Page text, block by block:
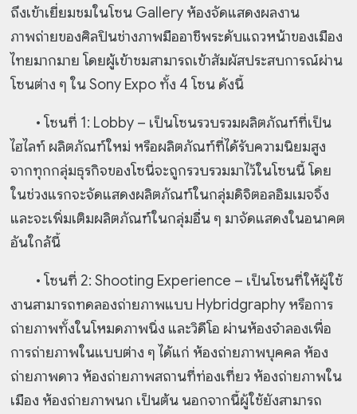
ถึงเข้าเยี่ยมชมในโซน Gallery ห้องจัดแสดงผลงาน
ภาพถ่ายของศิลปินช่างภาพมืออาชีพระดับแถวหน้าของเมือง
ไทยมากมาย โดยผู้เข้าชมสามารถเข้าสัมผัสประสบการณ์ผ่าน
โซนต่าง ๆ ใน Sony Expo ทั้ง 4 โซน ดังนี้
• โซนที่ 1: Lobby – เป็นโซนรวบรวมผลิตภัณฑ์ที่เป็น
ไฮไลท์ ผลิตภัณฑ์ใหม่ หรือผลิตภัณฑ์ที่ได้รับความนิยมสูง
จากทุกกลุ่มธุรกิจของโซนี่จะถูกรวบรวมมาไว้ในโซนนี้ โดย
ในช่วงแรกจะจัดแสดงผลิตภัณฑ์ในกลุ่มดิจิตอลอิมเมจจิ้ง
และจะเพิ่มเติมผลิตภัณฑ์ในกลุ่มอื่น ๆ มาจัดแสดงในอนาคต
อันใกล้นี้
• โซนที่ 2: Shooting Experience – เป็นโซนที่ให้ผู้ใช้
งานสามารถทดลองถ่ายภาพแบบ Hybridgraphy หรือการ
ถ่ายภาพทั้งในโหมดภาพนิ่ง และวิดีโอ ผ่านห้องจำลองเพื่อ
การถ่ายภาพในแบบต่าง ๆ ได้แก่ ห้องถ่ายภาพบุคคล ห้อง
ถ่ายภาพดาว ห้องถ่ายภาพสถานที่ท่องเที่ยว ห้องถ่ายภาพใน
เมือง ห้องถ่ายภาพนก เป็นต้น นอกจากนี้ผู้ใช้ยังสามารถ